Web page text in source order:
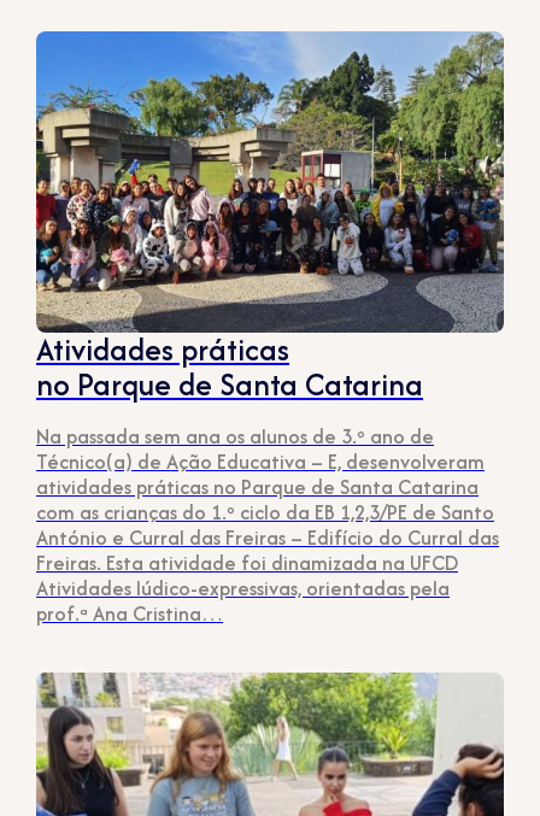
Atividades práticas
no Parque de Santa Catarina
Na passada sem ana os alunos de 3.º ano de
Técnico(a) de Ação Educativa – E, desenvolveram
atividades práticas no Parque de Santa Catarina
com as crianças do 1.º ciclo da EB 1,2,3/PE de Santo
António e Curral das Freiras – Edifício do Curral das
Freiras. Esta atividade foi dinamizada na UFCD
Atividades lúdico-expressivas, orientadas pela
prof.ª Ana Cristina…